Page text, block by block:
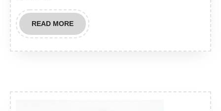
wieku
READ MOREREAD
MORE